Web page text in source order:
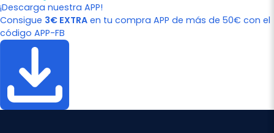
¡Descarga nuestra APP!
Consigue 3€ EXTRA en tu compra APP de más de 50€ con el
código APP-FB